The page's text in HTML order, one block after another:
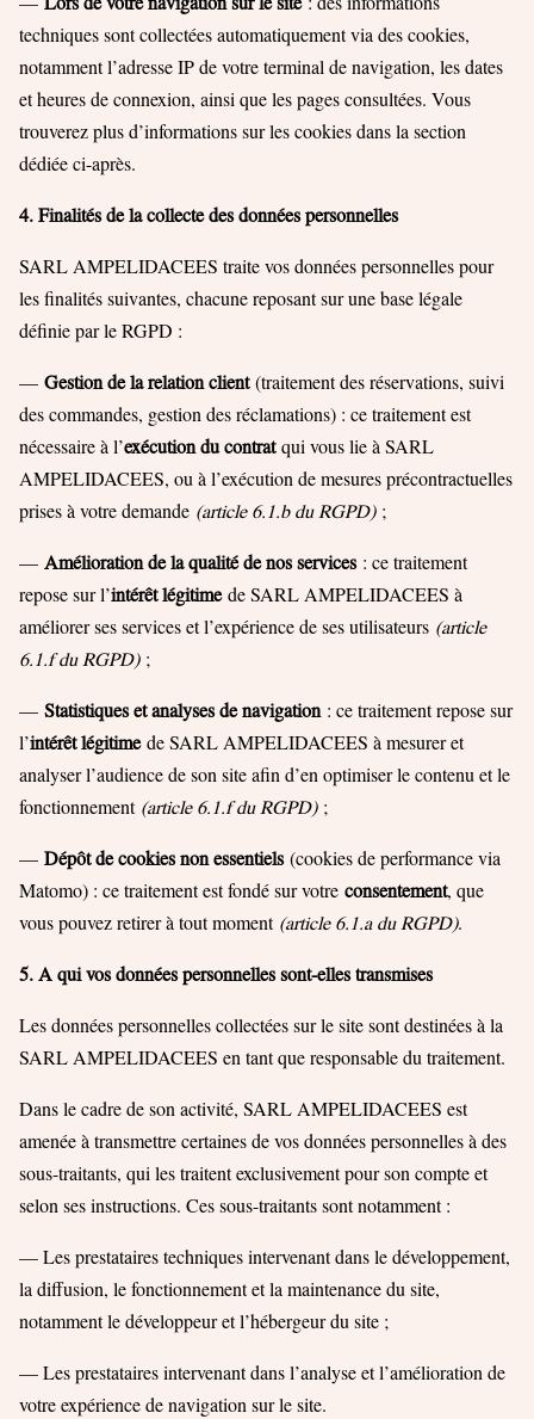
techniques sont collectées automatiquement via des cookies,
notamment l’adresse IP de votre terminal de navigation, les dates
et heures de connexion, ainsi que les pages consultées. Vous
trouverez plus d’informations sur les cookies dans la section
dédiée ci-après.
4. Finalités de la collecte des données personnelles
SARL AMPELIDACEES traite vos données personnelles pour
les finalités suivantes, chacune reposant sur une base légale
définie par le RGPD :
— Gestion de la relation client (traitement des réservations, suivi
des commandes, gestion des réclamations) : ce traitement est
nécessaire à l’exécution du contrat qui vous lie à SARL
AMPELIDACEES, ou à l’exécution de mesures précontractuelles
prises à votre demande (article 6.1.b du RGPD) ;
— Amélioration de la qualité de nos services : ce traitement
repose sur l’intérêt légitime de SARL AMPELIDACEES à
améliorer ses services et l’expérience de ses utilisateurs (article
6.1.f du RGPD) ;
— Statistiques et analyses de navigation : ce traitement repose sur
l’intérêt légitime de SARL AMPELIDACEES à mesurer et
analyser l’audience de son site afin d’en optimiser le contenu et le
fonctionnement (article 6.1.f du RGPD) ;
— Dépôt de cookies non essentiels (cookies de performance via
Matomo) : ce traitement est fondé sur votre consentement, que
vous pouvez retirer à tout moment (article 6.1.a du RGPD).
5. A qui vos données personnelles sont-elles transmises
Les données personnelles collectées sur le site sont destinées à la
SARL AMPELIDACEES en tant que responsable du traitement.
Dans le cadre de son activité, SARL AMPELIDACEES est
amenée à transmettre certaines de vos données personnelles à des
sous-traitants, qui les traitent exclusivement pour son compte et
selon ses instructions. Ces sous-traitants sont notamment :
— Les prestataires techniques intervenant dans le développement,
la diffusion, le fonctionnement et la maintenance du site,
notamment le développeur et l’hébergeur du site ;
— Les prestataires intervenant dans l’analyse et l’amélioration de
votre expérience de navigation sur le site.